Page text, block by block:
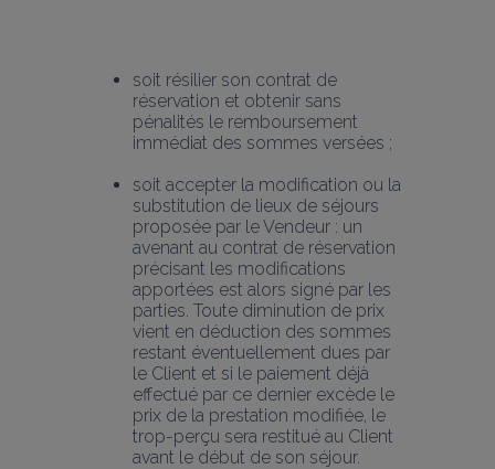
soit résilier son contrat de
réservation et obtenir sans
pénalités le remboursement
immédiat des sommes versées ;
soit accepter la modification ou la
substitution de lieux de séjours
proposée par le Vendeur : un
avenant au contrat de réservation
précisant les modifications
apportées est alors signé par les
parties. Toute diminution de prix
vient en déduction des sommes
restant éventuellement dues par
le Client et si le paiement déjà
effectué par ce dernier excède le
prix de la prestation modifiée, le
trop-perçu sera restitué au Client
avant le début de son séjour.